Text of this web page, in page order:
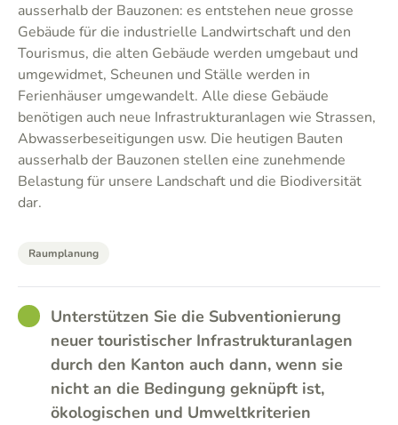
ausserhalb der Bauzonen: es entstehen neue grosse
Gebäude für die industrielle Landwirtschaft und den
Tourismus, die alten Gebäude werden umgebaut und
umgewidmet, Scheunen und Ställe werden in
Ferienhäuser umgewandelt. Alle diese Gebäude
benötigen auch neue Infrastrukturanlagen wie Strassen,
Abwasserbeseitigungen usw. Die heutigen Bauten
ausserhalb der Bauzonen stellen eine zunehmende
Belastung für unsere Landschaft und die Biodiversität
dar.
Raumplanung
GOODUnterstützen Sie die Subventionierung
neuer touristischer Infrastrukturanlagen
durch den Kanton auch dann, wenn sie
nicht an die Bedingung geknüpft ist,
ökologischen und Umweltkriterien